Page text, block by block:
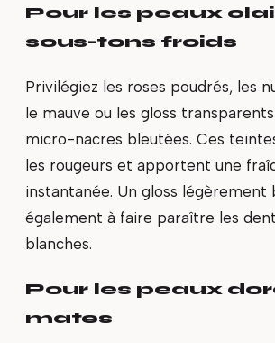
Pour les peaux
sous-tons froids
Privilégiez les roses poudrés, les
le mauve ou les gloss
micro-nacres bleutées. Ces
les rougeurs et apportent une
instantanée. Un gloss légèrement
également à faire paraître les
blanches.
Pour les peaux
mates